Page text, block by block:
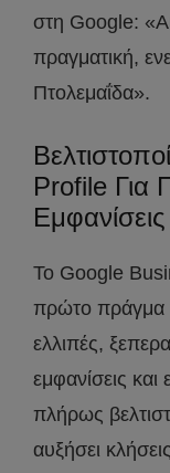
στη Google:
πραγματική,
Πτολεμαΐδα».
Profile Για
Εμφανίσεις
Το Google
πρώτο πράγμα
ελλιπές,
εμφανίσεις
πλήρως
αυξήσει